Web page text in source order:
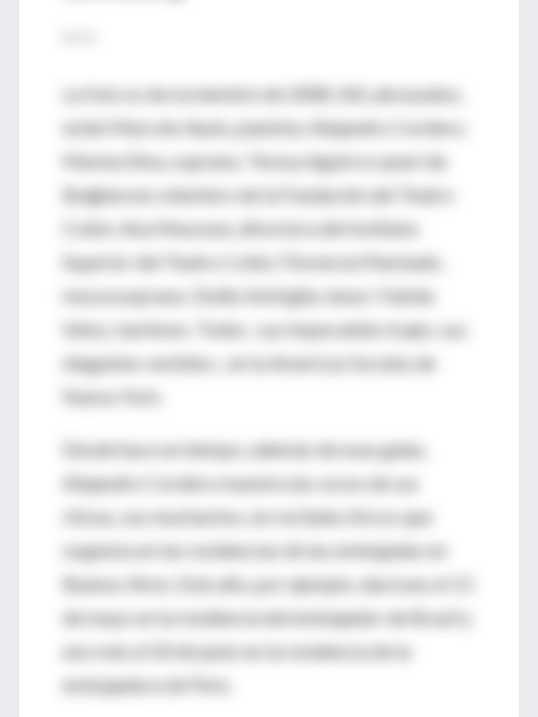
La foto es de noviembre de 2008. Allí, abrazados,
están Marcelo Ayub, pianista; Alejandro Cordero;
Marina Silva, soprano; Teresa Aguirre Lanari de
Bulgheroni, miembro de la Fundación del Teatro
Colón; Ana Massone, directora del Instituto
Superior del Teatro Colón; Florencia Machado,
mezzosoprano; Duilio Smiriglia, tenor; Fabián
Veloz, barítono. Todos -sus impecables trajes, sus
elegantes vestidos-, en la Americas Society de
Nueva York.
Desde hace un tiempo, además de esas galas,
Alejandro Cordero muestra las voces de sus
chicas, sus muchachos, en recitales líricos que
organiza en las residencias de las embajadas en
Buenos Aires. Este año, por ejemplo, dará uno el 11
de mayo en la residencia del embajador de Brasil y
uno más el 20 de junio en la residencia de la
embajadora de Perú.